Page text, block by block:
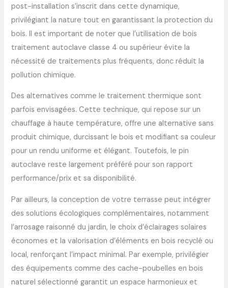
post-installation s’inscrit dans cette dynamique,
privilégiant la nature tout en garantissant la protection du
bois. Il est important de noter que l’utilisation de bois
traitement autoclave classe 4 ou supérieur évite la
nécessité de traitements plus fréquents, donc réduit la
pollution chimique.
Des alternatives comme le traitement thermique sont
parfois envisagées. Cette technique, qui repose sur un
chauffage à haute température, offre une alternative sans
produit chimique, durcissant le bois et modifiant sa couleur
pour un rendu uniforme et élégant. Toutefois, le pin
autoclave reste largement préféré pour son rapport
performance/prix et sa disponibilité.
Par ailleurs, la conception de votre terrasse peut intégrer
des solutions écologiques complémentaires, notamment
l’arrosage raisonné du jardin, le choix d’éclairages solaires
économes et la valorisation d’éléments en bois recyclé ou
local, renforçant l’impact minimal. Par exemple, privilégier
des équipements comme des cache-poubelles en bois
naturel sélectionné garantit un espace harmonieux et